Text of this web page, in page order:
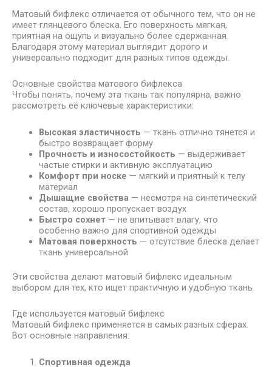
Матовый бифлекс отличается от обычного тем, что он не
имеет глянцевого блеска. Его поверхность мягкая,
приятная на ощупь и визуально более сдержанная.
Благодаря этому материал выглядит дорого и
универсально подходит для разных типов одежды.
Основные свойства матового бифлекса
Чтобы понять, почему эта ткань так популярна, важно
рассмотреть её ключевые характеристики:
Высокая эластичность — ткань отлично тянется и
быстро возвращает форму
Прочность и износостойкость — выдерживает
частые стирки и активную эксплуатацию
Комфорт при носке — мягкий и приятный к телу
материал
Дышащие свойства— несмотря на синтетический
состав, хорошо пропускает воздух
Быстро сохнет— не впитывает влагу, что
особенно важно для спортивной одежды
Матовая поверхность — отсутствие блеска делает
ткань универсальной
Эти свойства делают матовый бифлекс идеальным
выбором для тех, кто ищет практичную и удобную ткань.
Где используется матовый бифлекс
Матовый бифлекс применяется в самых разных сферах.
Вот основные направления:
Спортивная одежда